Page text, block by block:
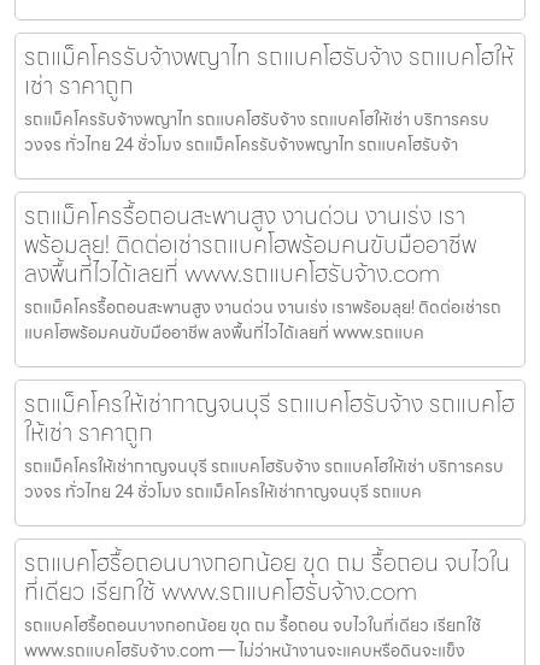
รถแม็คโครรับจ้างพญาไท รถแบคโฮรับจ้าง รถแบคโฮให้
เช่า ราคาถูก
รถแม็คโครรับจ้างพญาไท รถแบคโฮรับจ้าง รถแบคโฮให้เช่า บริการครบ
วงจร ทั่วไทย 24 ชั่วโมง รถแม็คโครรับจ้างพญาไท รถแบคโฮรับจ้า
รถแม็คโครรื้อถอนสะพานสูง งานด่วน งานเร่ง เรา
พร้อมลุย! ติดต่อเช่ารถแบคโฮพร้อมคนขับมืออาชีพ
ลงพื้นที่ไวได้เลยที่ www.รถแบคโฮรับจ้าง.com
รถแม็คโครรื้อถอนสะพานสูง งานด่วน งานเร่ง เราพร้อมลุย! ติดต่อเช่ารถ
แบคโฮพร้อมคนขับมืออาชีพ ลงพื้นที่ไวได้เลยที่ www.รถแบค
รถแม็คโครให้เช่ากาญจนบุรี รถแบคโฮรับจ้าง รถแบคโฮ
ให้เช่า ราคาถูก
รถแม็คโครให้เช่ากาญจนบุรี รถแบคโฮรับจ้าง รถแบคโฮให้เช่า บริการครบ
วงจร ทั่วไทย 24 ชั่วโมง รถแม็คโครให้เช่ากาญจนบุรี รถแบค
รถแบคโฮรื้อถอนบางกอกน้อย ขุด ถม รื้อถอน จบไวใน
ที่เดียว เรียกใช้ www.รถแบคโฮรับจ้าง.com
รถแบคโฮรื้อถอนบางกอกน้อย ขุด ถม รื้อถอน จบไวในที่เดียว เรียกใช้
www.รถแบคโฮรับจ้าง.com — ไม่ว่าหน้างานจะแคบหรือดินจะแข็ง